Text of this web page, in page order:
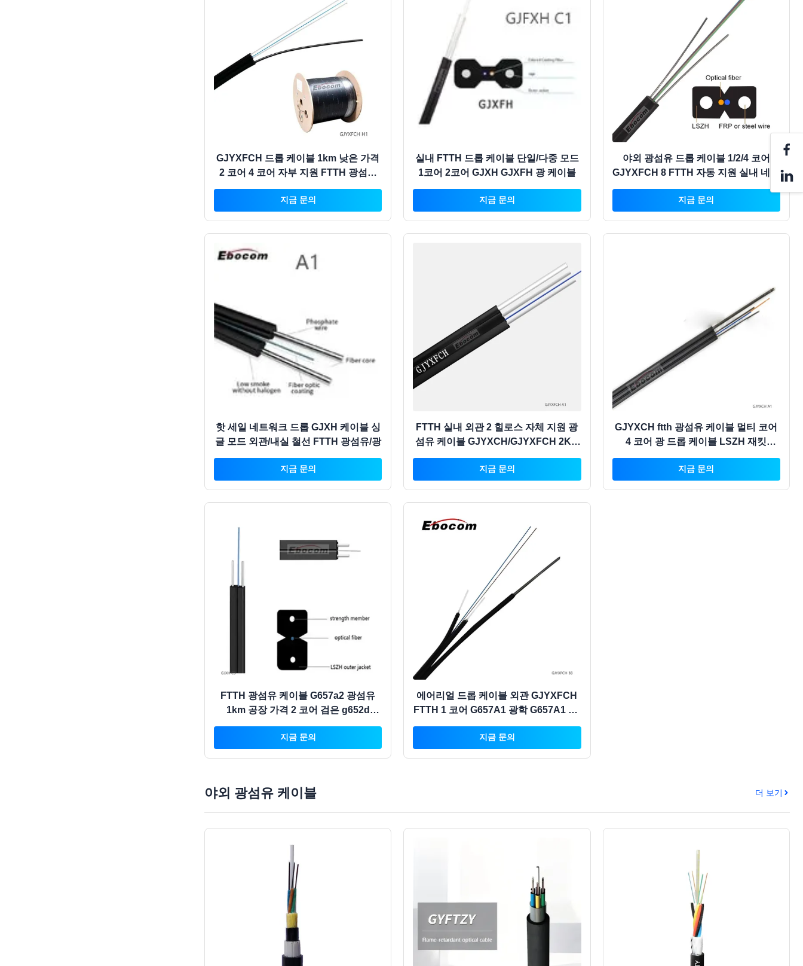
GJYXFCH 드롭 케이블 1km 낮은 가격
2 코어 4 코어 자부 지원 FTTH 광섬유
인터넷 통신
지금 문의
실내 FTTH 드롭 케이블 단일/다중 모드
1코어 2코어 GJXH GJXFH 광 케이블
지금 문의
야외 광섬유 드롭 케이블 1/2/4 코어
GJYXFCH 8 FTTH 자동 지원 실내 네트
워크 애플리케이션
지금 문의
핫 세일 네트워크 드롭 GJXH 케이블 싱
글 모드 외관/내실 철선 FTTH 광섬유/광
지금 문의
FTTH 실내 외관 2 힐로스 자체 지원 광
섬유 케이블 GJYXCH/GJYXFCH 2KM
가격 LSZH G657A G652D 강한 팽창력
지금 문의
GJYXCH ftth 광섬유 케이블 멀티 코어
4 코어 광 드롭 케이블 LSZH 재킷
G652Doordoor 인터넷 고속 저 손실
지금 문의
FTTH 광섬유 케이블 G657a2 광섬유
1km 공장 가격 2 코어 검은 g652d
g657a 네트워크
지금 문의
에어리얼 드롭 케이블 외관 GJYXFCH
FTTH 1 코어 G657A1 광학 G657A1 A1
단일 모드 인터넷 케이블 건설
지금 문의
야외 광섬유 케이블 더 보기